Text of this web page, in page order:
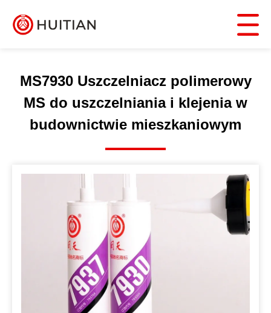
MS7930 Uszczelniacz polimerowy
MS do uszczelniania i klejenia w
budownictwie mieszkaniowym